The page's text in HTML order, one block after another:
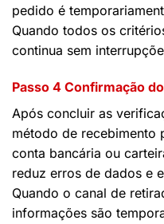
pedido é
Quando todos os
continua sem
Passo 4 Confirmação
Após concluir as
método de recebimento
conta bancária ou
reduz erros de dados e
Quando o canal de
informações são